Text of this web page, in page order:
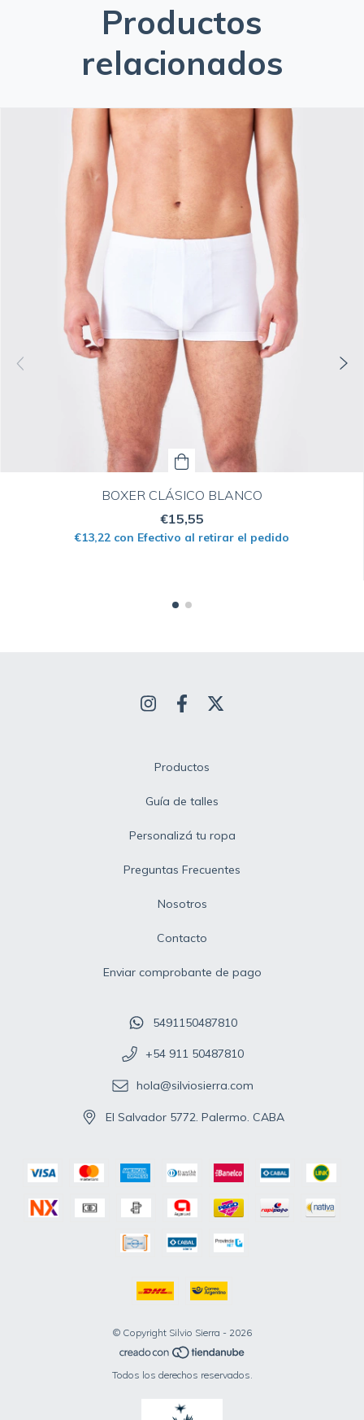
Productos
relacionados
BOXER CLÁSICO BLANCO
€15,55
€13,22 con Efectivo al retirar el pedido
Productos
Guía de talles
Personalizá tu ropa
Preguntas Frecuentes
Nosotros
Contacto
Enviar comprobante de pago
5491150487810
+54 911 50487810
hola@silviosierra.com
El Salvador 5772. Palermo. CABA
© Copyright Silvio Sierra - 2026
Todos los derechos reservados.